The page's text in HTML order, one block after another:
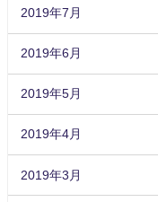
2019年7月
2019年6月
2019年5月
2019年4月
2019年3月